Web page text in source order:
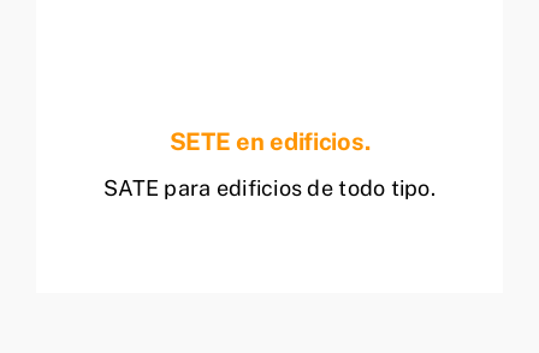
SETE en edificios.
SATE para edificios de todo tipo.